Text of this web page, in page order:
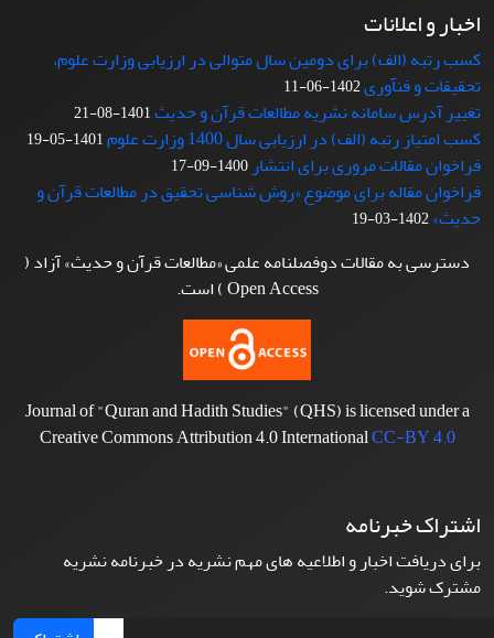
اخبار و اعلانات
کسب رتبه (الف) برای دومین سال متوالی در ارزیابی وزارت علوم،
تحقیقات و فنآوری1402-06-11
تغییر آدرس سامانه نشریه مطالعات قرآن و حدیث1401-08-21
کسب امتیاز رتبه (الف) در ارزیابی سال 1400 وزارت علوم 1401-05-19
فراخوان مقالات مروری برای انتشار 1400-09-17
فراخوان مقاله برای موضوع «روش شناسی تحقیق در مطالعات قرآن و
حدیث»1402-03-19
دسترسی به مقالات دوفصلنامه علمی «مطالعات قرآن و حدیث» آزاد (
Open Access ) است.
Journal of "Quran and Hadith Studies" (QHS) is licensed under a
Creative Commons Attribution 4.0 InternationalCC-BY 4.0
اشتراک خبرنامه
برای دریافت اخبار و اطلاعیه های مهم نشریه در خبرنامه نشریه
مشترک شوید.